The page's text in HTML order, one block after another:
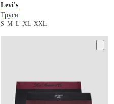
Levi's
Труси
SMLXLXXL